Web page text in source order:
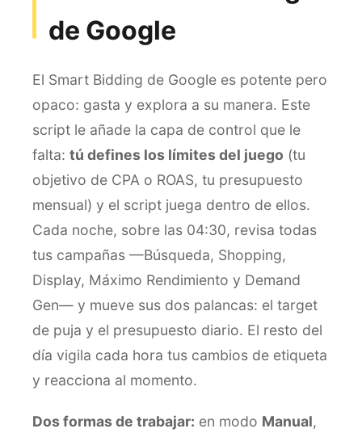
de Google
El Smart Bidding de Google es potente pero
opaco: gasta y explora a su manera. Este
script le añade la capa de control que le
falta: tú defines los límites del juego (tu
objetivo de CPA o ROAS, tu presupuesto
mensual) y el script juega dentro de ellos.
Cada noche, sobre las 04:30, revisa todas
tus campañas —Búsqueda, Shopping,
Display, Máximo Rendimiento y Demand
Gen— y mueve sus dos palancas: el target
de puja y el presupuesto diario. El resto del
día vigila cada hora tus cambios de etiqueta
y reacciona al momento.
Dos formas de trabajar: en modo Manual,